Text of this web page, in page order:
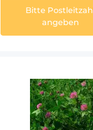
Bitte Postleitzahl
angeben